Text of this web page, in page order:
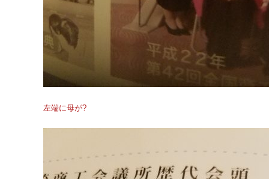
左端に母が?